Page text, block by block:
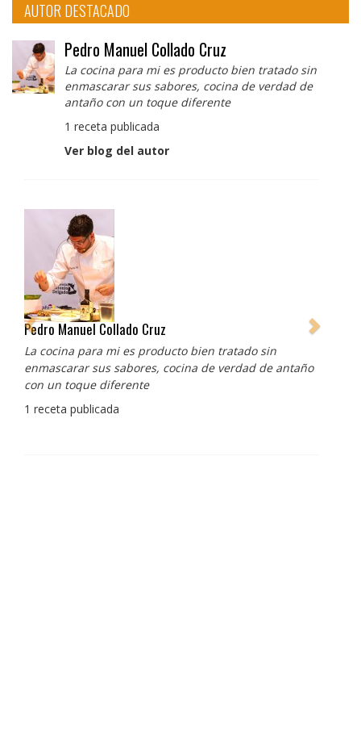
AUTOR DESTACADO
Pedro Manuel Collado Cruz
La cocina para mi es producto bien tratado sin
enmascarar sus sabores, cocina de verdad de
antaño con un toque diferente
1 receta publicada
Ver blog del autor
Pedro Manuel Collado Cruz
La cocina para mi es producto bien tratado sin
enmascarar sus sabores, cocina de verdad de antaño
con un toque diferente
1 receta publicada